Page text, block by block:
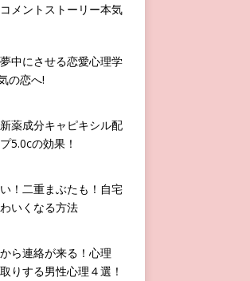
メントストーリー本気
中にさせる恋愛心理学
の恋へ!
新薬成分キャピキシル配
5.0cの効果！
！二重まぶたも！自宅
いくなる方法
ら連絡が来る！心理
りする男性心理４選！